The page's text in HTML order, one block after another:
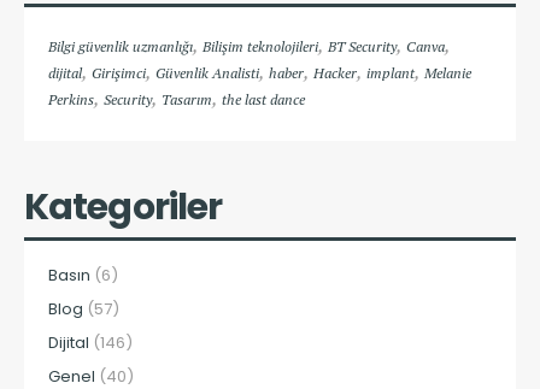
Bilgi güvenlik uzmanlığı, Bilişim teknolojileri, BT Security, Canva,
dijital, Girişimci, Güvenlik Analisti, haber, Hacker, implant, Melanie
Perkins, Security, Tasarım, the last dance
Kategoriler
Basın (6)
Blog (57)
Dijital (146)
Genel (40)